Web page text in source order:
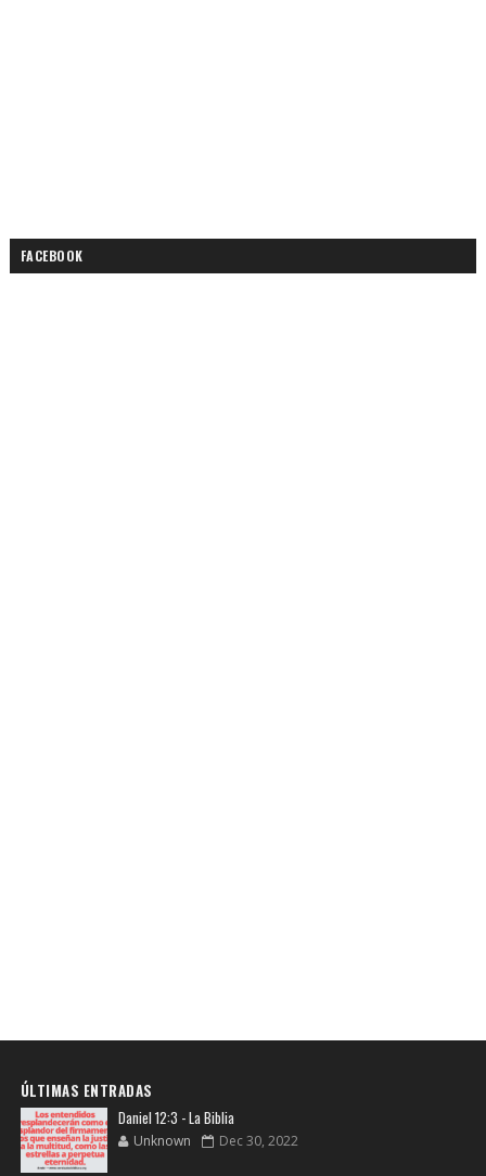
FACEBOOK
ÚLTIMAS ENTRADAS
Daniel 12:3 - La Biblia
Unknown Dec 30, 2022